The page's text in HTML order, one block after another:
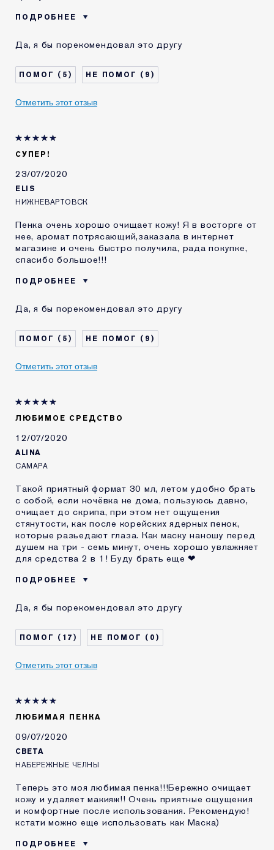
ПОДРОБНЕЕ
Тип кожи
Нормальная / комбинированная
Проблема кожи
Защита от воздействия
окружающей среды
ЗНАКОМЫ С
КОМЕТИКОЙ ESTEE
Я получал(-а)
продукта
E-List
Да, я бы порекомендовал это другу
5 9
Отметить этот отзыв
СУПЕР!
23/07/2020
ELIS
НИЖНЕВАРТОВСК
Пенка очень хорошо очищает кожу! Я в восторге от
нее, аромат потрясающий,заказала в интернет
магазине и очень быстро получила, рада покупке,
спасибо большое!!!
ПОДРОБНЕЕ
Да, я бы порекомендовал это другу
5 9
Отметить этот отзыв
ЛЮБИМОЕ СРЕДСТВО
12/07/2020
ALINA
САМАРА
Такой приятный формат 30 мл, летом удобно брать
с собой, если ночёвка не дома, пользуюсь давно,
очищает до скрипа, при этом нет ощущения
стянутости, как после корейских ядерных пенок,
которые разьедают глаза. Как маску наношу перед
душем на три - семь минут, очень хорошо увлажняет
для средства 2 в 1! Буду брать еще ❤
ПОДРОБНЕЕ
Тип кожи
Проблема кожи
Защита от воздействия
окружающей среды
ЗНАКОМЫ С
КОМЕТИКОЙ ESTEE
Я получал(-а)
продукта
Да, я бы порекомендовал это другу
17 0
Отметить этот отзыв
ЛЮБИМАЯ ПЕНКА
09/07/2020
СВЕТА
НАБЕРЕЖНЫЕ ЧЕЛНЫ
Теперь это моя любимая пенка!!!Бережно очищает
кожу и удаляет макияж!! Очень приятные ощущения
и комфортные после использования. Рекомендую!
кстати можно еще использовать как Маска)
ПОДРОБНЕЕ